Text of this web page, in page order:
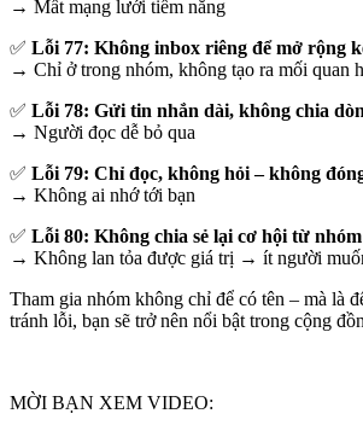
→ Mất mạng lưới tiềm năng
✅ Lỗi 77: Không inbox riêng để mở rộng
→ Chỉ ở trong nhóm, không tạo ra mối quan
✅ Lỗi 78: Gửi tin nhắn dài, không chia
→ Người đọc dễ bỏ qua
✅ Lỗi 79: Chỉ đọc, không hỏi – không
→ Không ai nhớ tới bạn
✅ Lỗi 80: Không chia sẻ lại cơ hội từ
→ Không lan tỏa được giá trị → ít người
Tham gia nhóm không chỉ để có tên – mà là
tránh lỗi, bạn sẽ trở nên nổi bật trong cộng
MỜI BẠN XEM VIDEO: